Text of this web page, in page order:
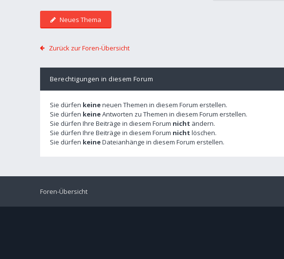
Neues Thema
Zurück zur Foren-Übersicht
Berechtigungen in diesem Forum
Sie dürfen keineneuen Themen in diesem Forum erstellen.
Sie dürfen keineAntworten zu Themen in diesem Forum erstellen.
Sie dürfen Ihre Beiträge in diesem Forum nicht ändern.
Sie dürfen Ihre Beiträge in diesem Forum nicht löschen.
Sie dürfen keineDateianhänge in diesem Forum erstellen.
Foren-Übersicht